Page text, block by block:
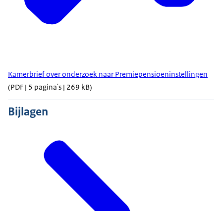
Kamerbrief over onderzoek naar Premiepensioeninstellingen
(PDF | 5 pagina's | 269 kB)
Bijlagen